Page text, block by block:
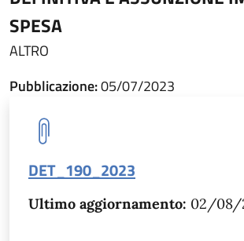
SPESA
ALTRO
Pubblicazione:05/07/2023
DET_190_2023
Ultimo aggiornamento: 02/08/